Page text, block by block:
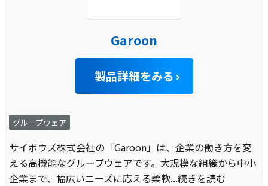
Garoon
製品詳細をみる
グループウェア
サイボウズ株式会社の「Garoon」は、企業の働き方を変
える高機能なグループウェアです。大規模な組織から中小
企業まで、幅広いニーズに応える柔軟...続きを読む